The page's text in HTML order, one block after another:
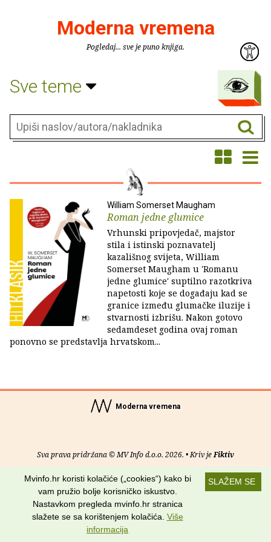
Moderna vremena
Pogledaj... sve je puno knjiga.
Sve teme
William Somerset Maugham
Roman jedne glumice
Vrhunski pripovjedač, majstor
stila i istinski poznavatelj
kazališnog svijeta, William
Somerset Maugham u 'Romanu
jedne glumice' suptilno razotkriva
napetosti koje se događaju kad se
granice između glumačke iluzije i
stvarnosti izbrišu. Nakon gotovo
sedamdeset godina ovaj roman
ponovno se predstavlja hrvatskom...
Moderna vremena
Sva prava pridržana © MV Info d.o.o. 2026. • Kriv jeFiktiv
O nama• Pomoć•Uvjeti korištenja•RSS kanali
Potraži nas na:
SLAŽEM SE
Mvinfo.hr koristi kolačiće („cookies“) kako bi
vam pružio bolje korisničko iskustvo.
Nastavkom pregleda mvinfo.hr stranica
slažete se sa korištenjem kolačića. Više
informacija